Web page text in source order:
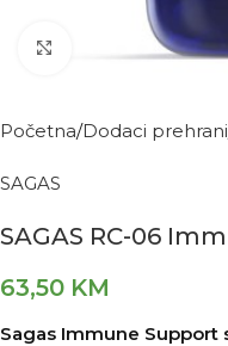
Kliknite za
Početna Dodaci prehrani
SAGAS
SAGAS RC-06
63,50 KM
Sagas Immune Support